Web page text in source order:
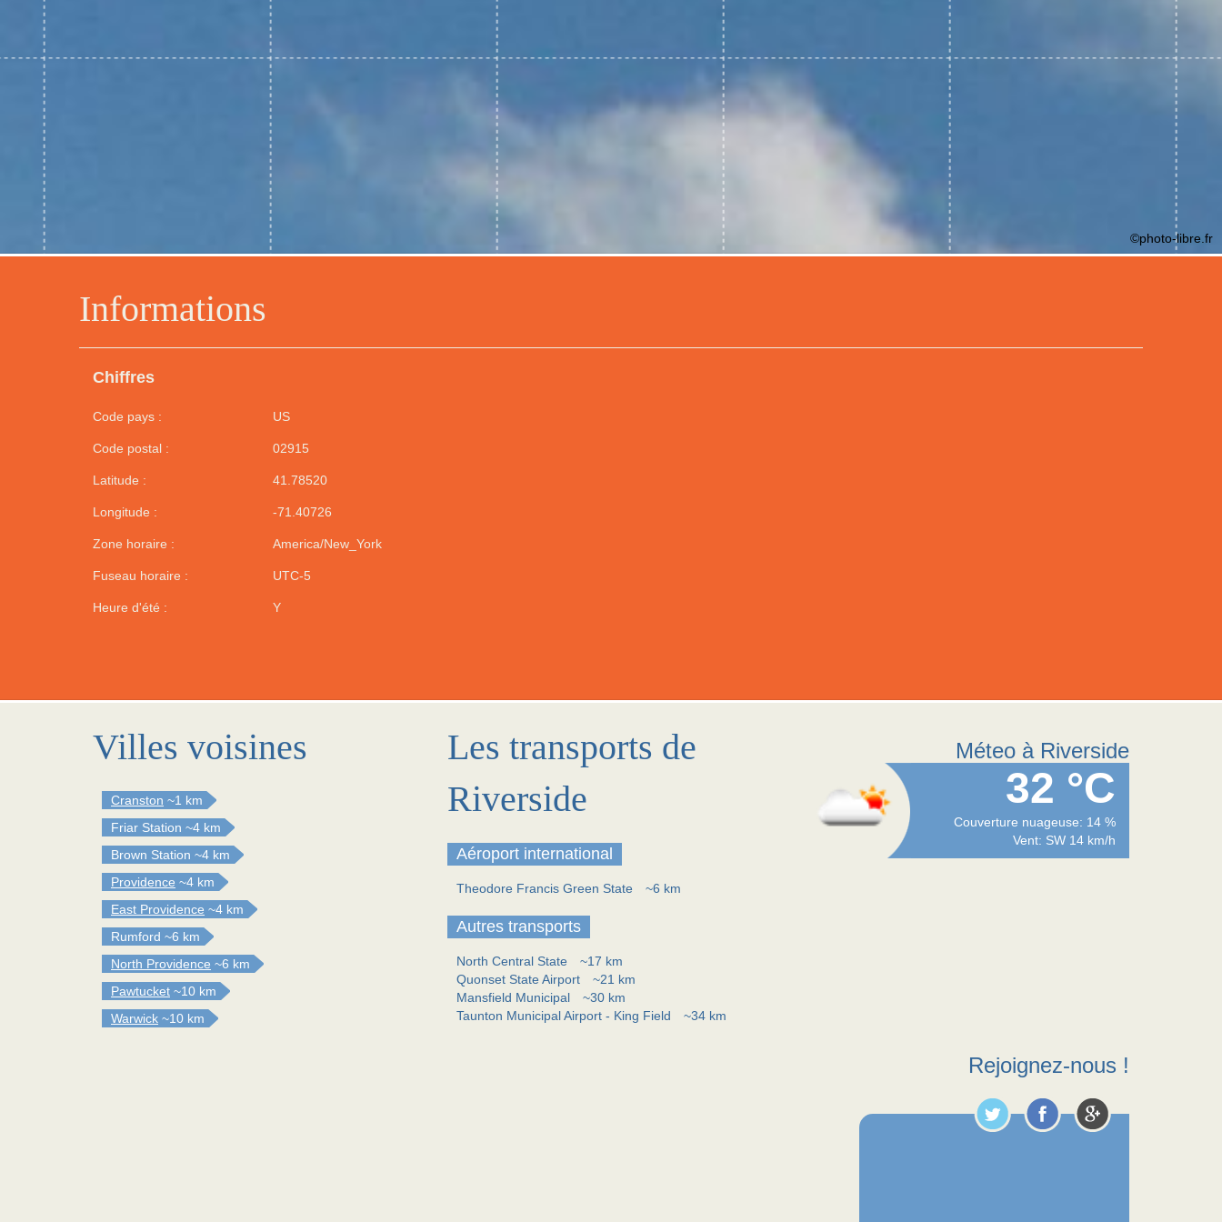
Informations
Chiffres
Code pays : US
Code postal : 02915
Latitude : 41.78520
Longitude : -71.40726
Zone horaire : America/New_York
Fuseau horaire : UTC-5
Heure d'été : Y
©photo-libre.fr
Villes voisines
Cranston ~1 km
Friar Station ~4 km
Brown Station ~4 km
Providence ~4 km
East Providence ~4 km
Rumford ~6 km
North Providence ~6 km
Pawtucket ~10 km
Warwick ~10 km
Les transports de
Riverside
Aéroport international
Theodore Francis Green State ~6 km
Autres transports
North Central State
~17 km
Quonset State Airport
~21 km
Mansfield Municipal
~30 km
Taunton Municipal Airport - King Field
~34 km
Méteo à Riverside
32 °C
Couverture nuageuse: 14 %
Vent: SW 14 km/h
Rejoignez-nous !